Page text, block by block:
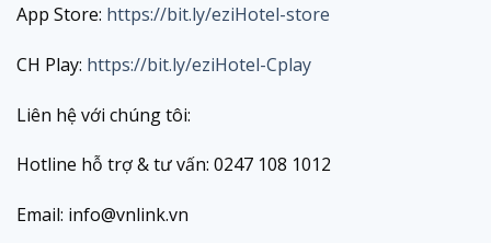
App Store: https://bit.ly/eziHotel-store
CH Play: https://bit.ly/eziHotel-Cplay
Liên hệ với chúng tôi:
Hotline hỗ trợ & tư vấn: 0247 108 1012
Email: info@vnlink.vn